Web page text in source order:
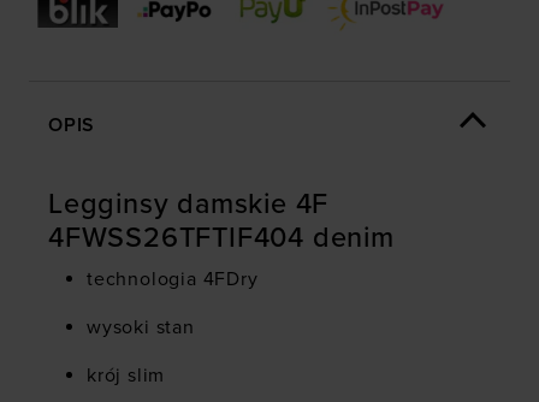
OPIS
Legginsy damskie 4F
4FWSS26TFTIF404 denim
technologia 4FDry
wysoki stan
krój slim